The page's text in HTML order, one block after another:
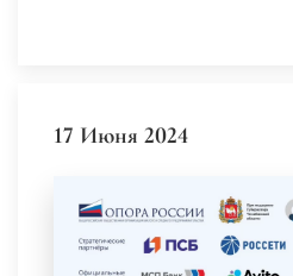
17 Июня 2024